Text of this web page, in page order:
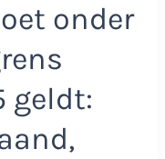
onder
geldt: